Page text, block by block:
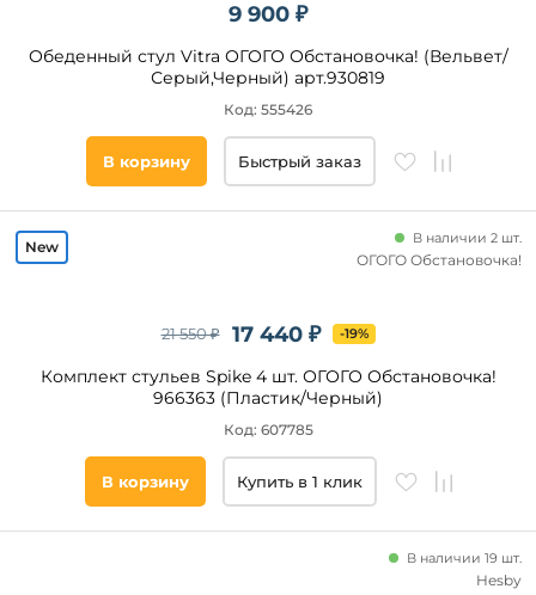
9 900 ₽
Обеденный стул Vitra ОГОГО Обстановочка! (Вельвет/
Серый,Черный) арт.930819
Код: 555426
В корзину Быстрый заказ
17 440 ₽
21 550 ₽ -19%
Комплект стульев Spike 4 шт. ОГОГО Обстановочка!
966363 (Пластик/Черный)
В наличии 2 шт.
Код: 607785
ОГОГО Обстановочка!
В корзину Купить в 1 клик
В наличии 19 шт.
Hesby